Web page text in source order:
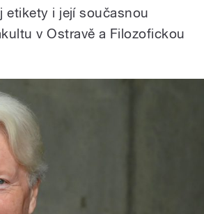
etikety i její současnou
v Ostravě a Filozofickou